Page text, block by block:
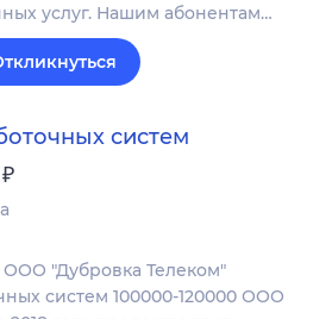
услуг. Нашим абонентам…
систем
₽
"Дубровка Телеком"
систем 100000-120000 ООО